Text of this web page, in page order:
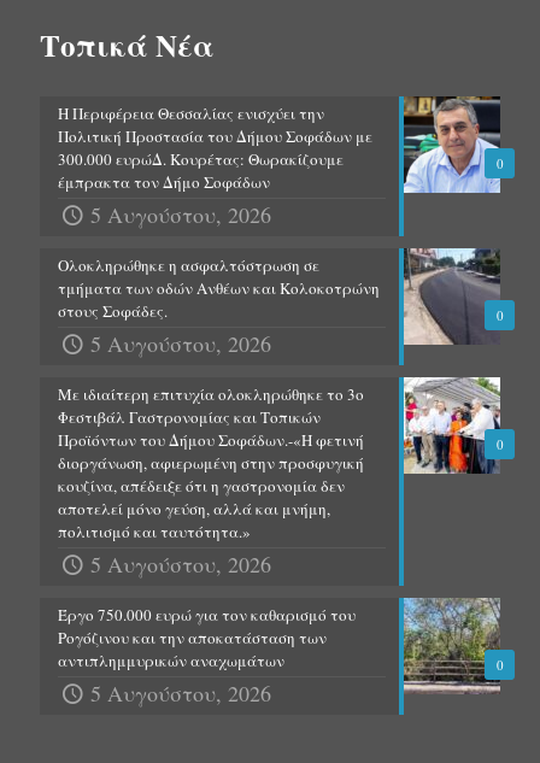
Τοπικά Νέα
0
Η Περιφέρεια Θεσσαλίας ενισχύει την
Πολιτική Προστασία του Δήμου Σοφάδων με
300.000 ευρώΔ. Κουρέτας: Θωρακίζουμε
έμπρακτα τον Δήμο Σοφάδων
5 Αυγούστου, 2026
0
Ολοκληρώθηκε η ασφαλτόστρωση σε
τμήματα των οδών Ανθέων και Κολοκοτρώνη
στους Σοφάδες.
5 Αυγούστου, 2026
0
Με ιδιαίτερη επιτυχία ολοκληρώθηκε το 3ο
Φεστιβάλ Γαστρονομίας και Τοπικών
Προϊόντων του Δήμου Σοφάδων.-«Η φετινή
διοργάνωση, αφιερωμένη στην προσφυγική
κουζίνα, απέδειξε ότι η γαστρονομία δεν
αποτελεί μόνο γεύση, αλλά και μνήμη,
πολιτισμό και ταυτότητα.»
5 Αυγούστου, 2026
0
Έργο 750.000 ευρώ για τον καθαρισμό του
Ρογόζινου και την αποκατάσταση των
αντιπλημμυρικών αναχωμάτων
5 Αυγούστου, 2026